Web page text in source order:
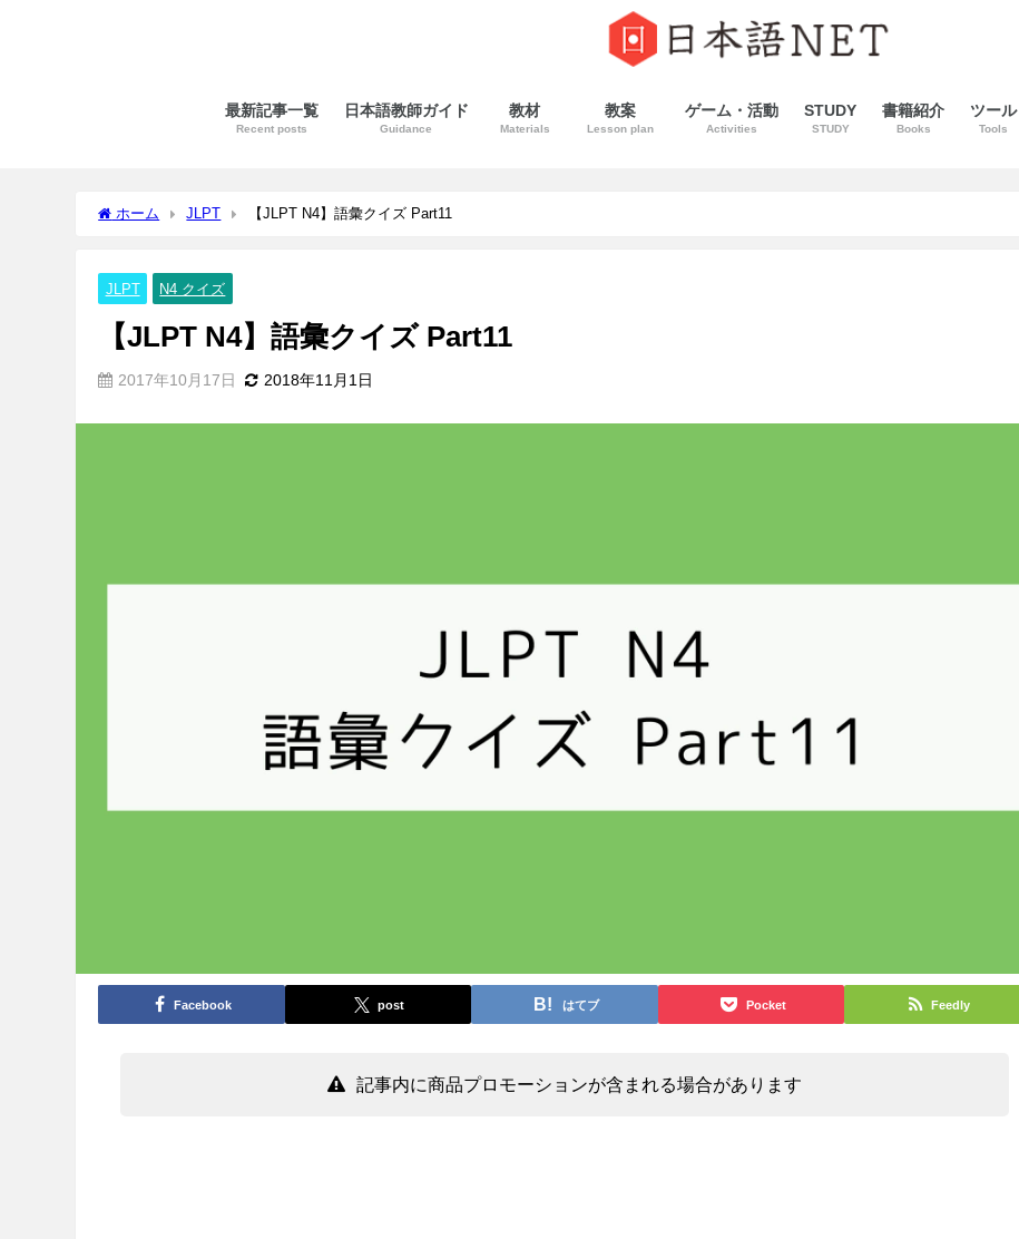
最新記事一覧
Recent posts
日本語教師ガイド
Guidance
教材
Materials
教案
Lesson plan
ゲーム・活動
Activities
STUDY
STUDY
書籍紹介
Books
ツール
Tools
ホーム JLPT 【JLPT N4】語彙クイズ Part11
JLPT N4 クイズ
【JLPT N4】語彙クイズ Part11
2017年10月17日 2018年11月1日
Facebook post はてブ Pocket Feedly
記事内に商品プロモーションが含まれる場合があります